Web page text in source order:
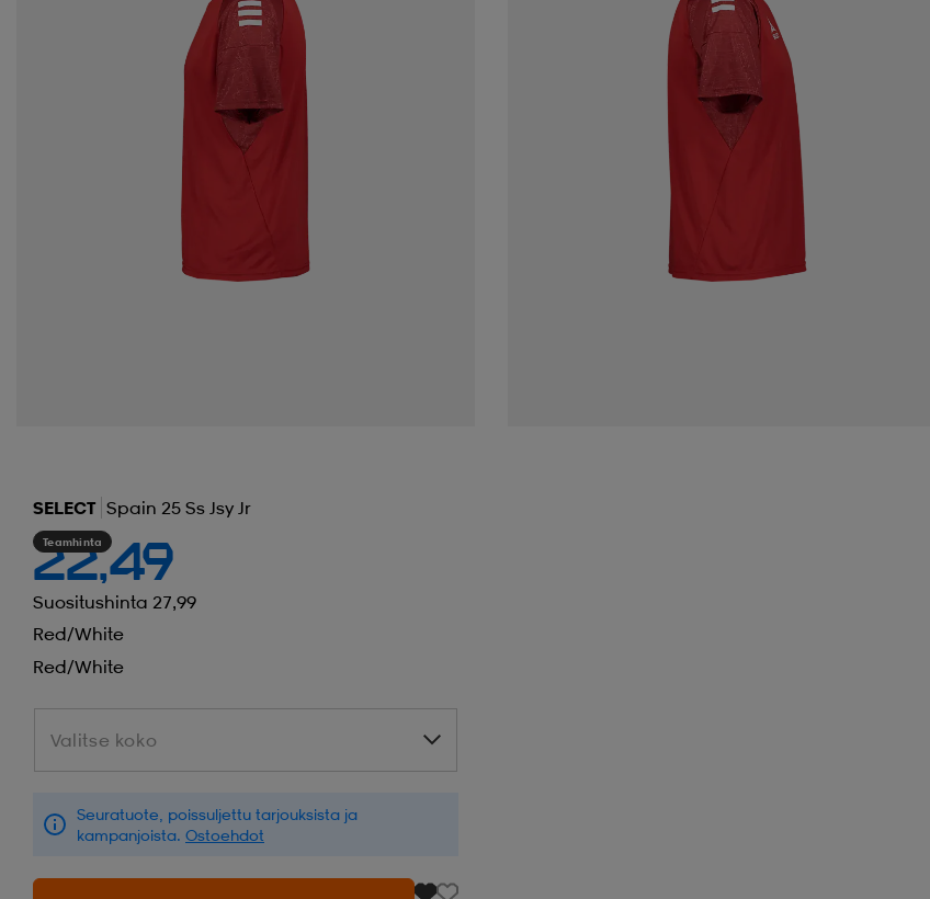
SELECT Spain 25 Ss Jsy Jr
Teamhinta
22,49
Suositushinta 27,99
Red/white
Red/white
Valitse koko
Valitse koko
Seuratuote, poissuljettu tarjouksista ja
kampanjoista. Ostoehdot